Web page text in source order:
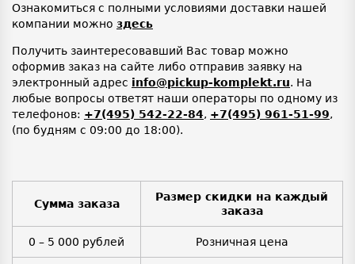
Ознакомиться с полными условиями доставки нашей
компании можно здесь
Получить заинтересовавший Вас товар можно
оформив заказ на сайте либо отправив заявку на
электронный адрес info@pickup-komplekt.ru. На
любые вопросы ответят наши операторы по одному из
телефонов: +7(495) 542-22-84, +7(495) 961-51-99,
(по будням с 09:00 до 18:00).
Сумма заказа
Размер скидки на каждый
заказа
0 – 5 000 рублей Розничная цена